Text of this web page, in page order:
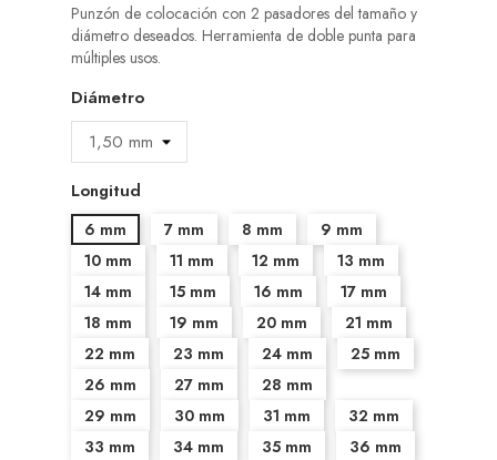
Punzón de colocación con 2 pasadores del tamaño y
diámetro deseados. Herramienta de doble punta para
múltiples usos.
Diámetro
Longitud
6 mm 7 mm 8 mm
9 mm
10 mm
11 mm 12 mm
13 mm
14 mm
15 mm 16 mm
17 mm
18 mm
19 mm 20 mm
21 mm
22 mm
23 mm 24 mm
25 mm
26 mm
27 mm
28 mm
29 mm
30 mm 31 mm
32 mm
33 mm
34 mm 35 mm 36 mm